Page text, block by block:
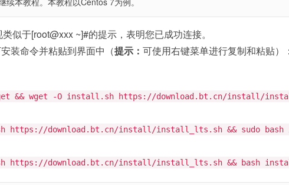
似于[root@xxx ~]#的提示，表明您已成功连接。
装命令并粘贴到界面中（提示： 可使用右键菜单进行复制和粘贴）：
&& wget -O install.sh https://download.bt.cn/install/
https://download.bt.cn/install/install_lts.sh && sudo bash
https://download.bt.cn/install/install_lts.sh && bash